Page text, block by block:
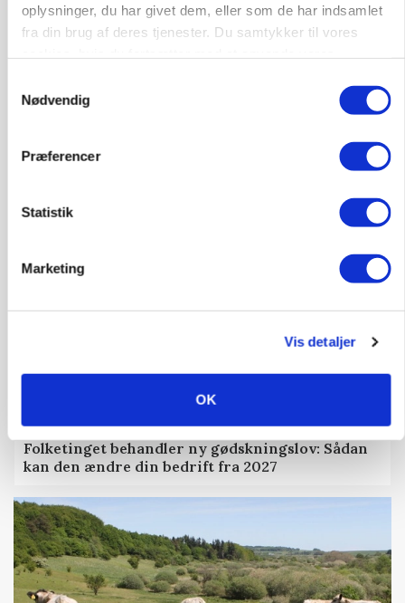
oplysninger, du har givet dem, eller som de har indsamlet
fra din brug af deres tjenester. Du samtykker til vores
Nødvendig
Præferencer
Statistik
Marketing
Vis detaljer
OK
POLITIK
protestgruppe vil demonstrere mod ny
Folketinget behandler ny gødskningslov: Sådan
kan den ændre din bedrift fra 2027